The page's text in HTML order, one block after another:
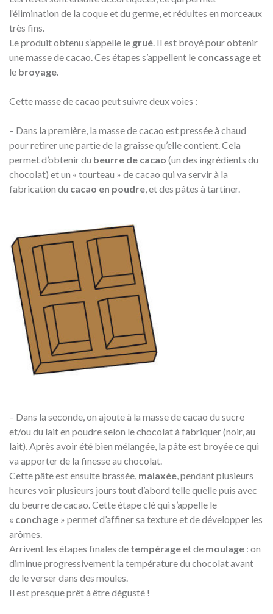
l’élimination de la coque et du germe, et réduites en morceaux
très fins.
Le produit obtenu s’appelle le grué. Il est broyé pour obtenir
une masse de cacao. Ces étapes s’appellent le concassageet
le broyage.
Cette masse de cacao peut suivre deux voies :
– Dans la première, la masse de cacao est pressée à chaud
pour retirer une partie de la graisse qu’elle contient. Cela
permet d’obtenir du beurre de cacao (un des ingrédients du
chocolat) et un « tourteau » de cacao qui va servir à la
fabrication du cacao en poudre, et des pâtes à tartiner.
– Dans la seconde, on ajoute à la masse de cacao du sucre
et/ou du lait en poudre selon le chocolat à fabriquer (noir, au
lait). Après avoir été bien mélangée, la pâte est broyée ce qui
va apporter de la finesse au chocolat.
Cette pâte est ensuite brassée, malaxée, pendant plusieurs
heures voir plusieurs jours tout d’abord telle quelle puis avec
du beurre de cacao. Cette étape clé qui s’appelle le
« conchage » permet d’affiner sa texture et de développer les
arômes.
Arrivent les étapes finales de tempérageet de moulage : on
diminue progressivement la température du chocolat avant
de le verser dans des moules.
Il est presque prêt à être dégusté !